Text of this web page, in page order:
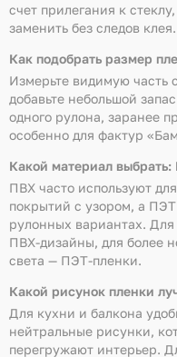
счет прилегания к
заменить без следов клея.
Как подобрать размер
Измерьте видимую часть
добавьте небольшой
одного рулона, заранее
особенно для фактур
Какой материал
ПВХ часто используют
покрытий с узором, а
рулонных вариантах.
ПВХ-дизайны, для более
света — ПЭТ-пленки.
Какой рисунок пленки
Для кухни и балкона
нейтральные рисунки,
перегружают интерьер.